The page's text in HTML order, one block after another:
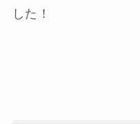
した！